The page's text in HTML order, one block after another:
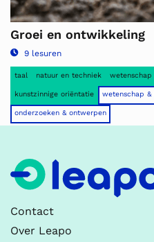
Groei en ontwikkeling
9 lesuren
taal natuur en techniek
kunstzinnige oriëntatie wetenschap &
onderzoeken & ontwerpen
Contact
Over Leapo